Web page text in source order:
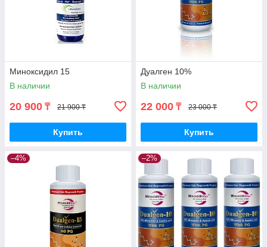
Миноксидил 15
В наличии
20 900 ₸ 21 900 ₸
Купить
Дуалген 10%
В наличии
22 000 ₸ 23 000 ₸
Купить
–4% –2%